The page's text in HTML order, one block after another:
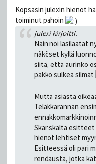
Kopsasin julexin hienot
toiminut pahoin
julexi kirjoitti:
Näin noi lasilaatat
näköset kyllä
siitä, että aurinko
pakko sulkea silmät
Mutta asiasta
Telakkarannan
Skanskalta esitteet
hienot lehtiset
Esitteessä oli pari
rendausta, jotka